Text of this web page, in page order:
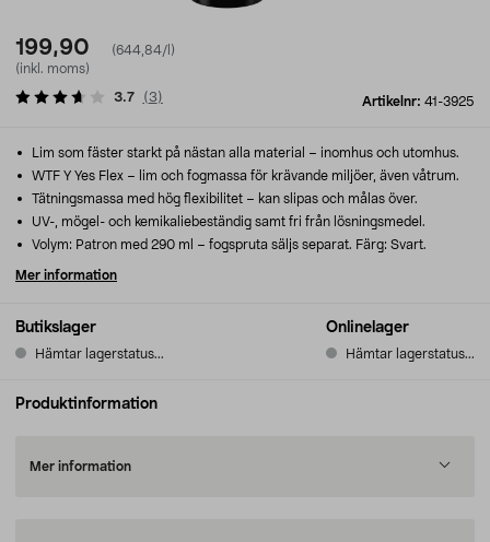
199,90
(644,84/l)
(inkl. moms)
Artikelnr: 41-3925
3.7 (3)
Butikslager
Hämtar lagerstatus...
Onlinelager
Hämtar lagerstatus...
Lim som fäster starkt på nästan alla material – inomhus och utomhus.
WTF Y Yes Flex – lim och fogmassa för krävande miljöer, även våtrum.
Tätningsmassa med hög flexibilitet – kan slipas och målas över.
UV-, mögel- och kemikaliebeständig samt fri från lösningsmedel.
Volym: Patron med 290 ml – fogspruta säljs separat. Färg: Svart.
Mer information
Produktinformation
Mer information